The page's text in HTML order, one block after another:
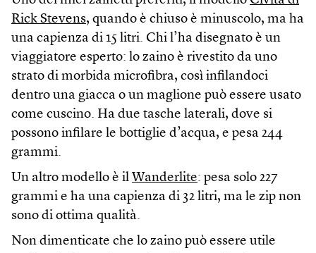
Rick Stevens, quando è chiuso è minuscolo, ma ha
una capienza di 15 litri. Chi l’ha disegnato è un
viaggiatore esperto: lo zaino è rivestito da uno
strato di morbida microfibra, così infilandoci
dentro una giacca o un maglione può essere usato
come cuscino. Ha due tasche laterali, dove si
possono infilare le bottiglie d’acqua, e pesa 244
grammi.
Un altro modello è il Wanderlite: pesa solo 227
grammi e ha una capienza di 32 litri, ma le zip non
sono di ottima qualità.
Non dimenticate che lo zaino può essere utile